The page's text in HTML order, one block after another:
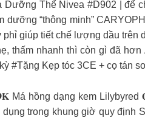
Thể Nivea #D902 | để
“thông minh”
giúp tiết chế lượng dầu trên
thấm nhanh thì còn gì đã
#Tặng Kẹp tóc 3CE + cọ tán
hồng dạng kem
trong khung giờ quy định